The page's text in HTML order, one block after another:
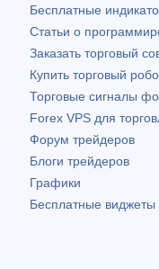
Бесплатные
Статьи о
Заказать торговый
Купить торговый
Торговые сигналы
Forex VPS для
Форум трейдеров
Блоги трейдеров
Графики
Бесплатные виджеты